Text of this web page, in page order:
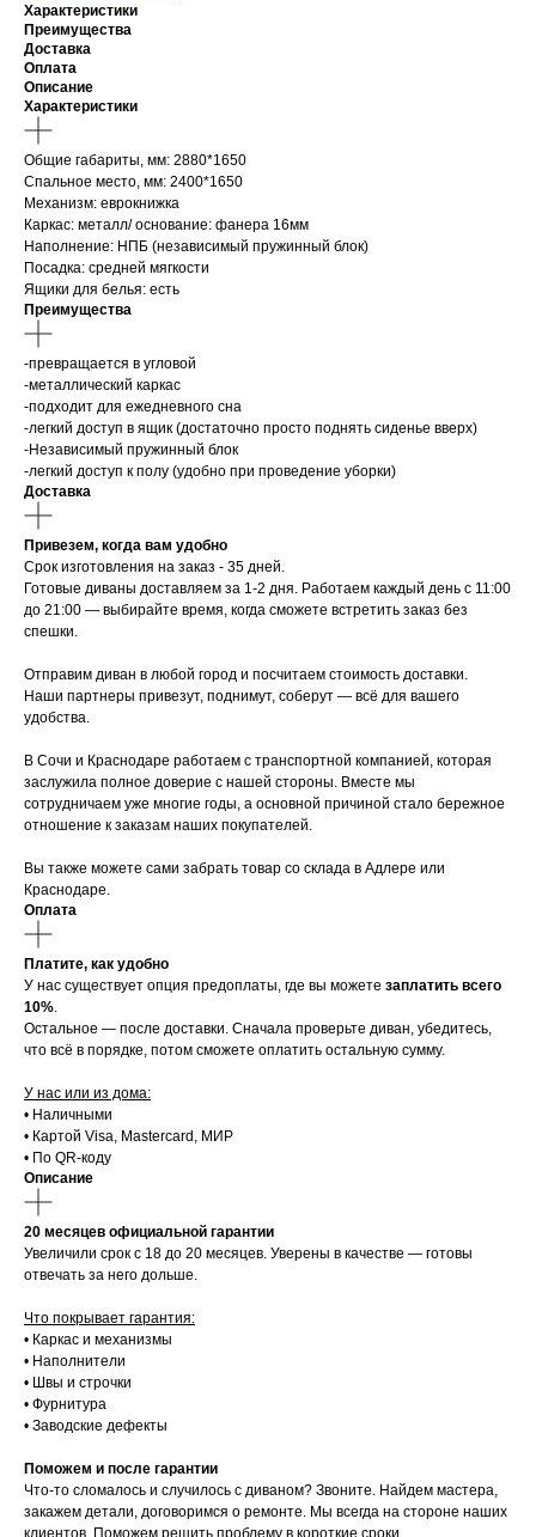
Характеристики
Преимущества
Доставка
Оплата
Описание
Характеристики
Общие габариты, мм: 2880*1650
Спальное место, мм: 2400*1650
Механизм: еврокнижка
Каркас: металл/ основание: фанера 16мм
Наполнение: НПБ (независимый пружинный блок)
Посадка: средней мягкости
Ящики для белья: есть
Преимущества
-превращается в угловой
-металлический каркас
-подходит для ежедневного сна
-легкий доступ в ящик (достаточно просто поднять сиденье вверх)
-Независимый пружинный блок
-легкий доступ к полу (удобно при проведение уборки)
Доставка
Привезем, когда вам удобно
Срок изготовления на заказ - 35 дней.
Готовые диваны доставляем за 1-2 дня. Работаем каждый день с 11:00
до 21:00 — выбирайте время, когда сможете встретить заказ без
спешки.
Отправим диван в любой город и посчитаем стоимость доставки.
Наши партнеры привезут, поднимут, соберут — всё для вашего
удобства.
В Сочи и Краснодаре работаем с транспортной компанией, которая
заслужила полное доверие с нашей стороны. Вместе мы
сотрудничаем уже многие годы, а основной причиной стало бережное
отношение к заказам наших покупателей.
Вы также можете сами забрать товар со склада в Адлере или
Краснодаре.
Оплата
Платите, как удобно
У нас существует опция предоплаты, где вы можете заплатить всего
10%
Остальное — после доставки. Сначала проверьте диван, убедитесь,
что всё в порядке, потом сможете оплатить остальную сумму.
У нас или из дома:
• Наличными
• Картой Visa, Mastercard, МИР
• По QR-коду
Описание
20 месяцев официальной гарантии
Увеличили срок с 18 до 20 месяцев. Уверены в качестве — готовы
отвечать за него дольше.
Что покрывает гарантия:
• Каркас и механизмы
• Наполнители
• Швы и строчки
• Фурнитура
• Заводские дефекты
Поможем и после гарантии
Что-то сломалось и случилось с диваном? Звоните. Найдем мастера,
закажем детали, договоримся о ремонте. Мы всегда на стороне наших
клиентов. Поможем решить проблему в короткие сроки.